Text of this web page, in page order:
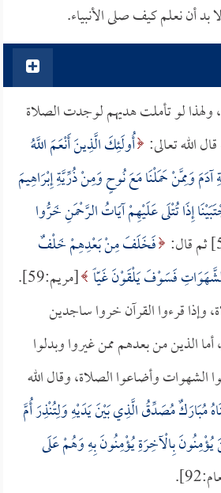
بد أن نعلم كيف صلى الأنبياء.
ولهذا لو تأملت هديهم لوجدت الصلاة
الله تعالى: أُولَئِكَ الَّذِينَ أَنْعَمَ اللَّهُ
وَمِمَّنْ حَمَلْنَا مَعَ نُوحٍ وَمِنْ ذُرِّيَّةِ إِبْرَاهِيمَ
إِذَا تُتْلَى عَلَيْهِمْ آيَاتُ الرَّحْمَنِ خَرُّوا
فَخَلَفَ مِنْ بَعْدِهِمْ خَلْفٌ
فَسَوْفَ يَلْقَوْنَ غَيّاً [مريم:59].
وإذا قرءوا القرآن خروا ساجدين
أما الذين من بعدهم ممن غيروا وبدلوا
الشهوات وأضاعوا الصلاة، وقال الله
مُبَارَكٌ مُصَدِّقُ الَّذِي بَيْنَ يَدَيْهِ وَلِتُنْذِرَ أُمَّ
بِالْآخِرَةِ يُؤْمِنُونَ بِهِ وَهُمْ عَلَى